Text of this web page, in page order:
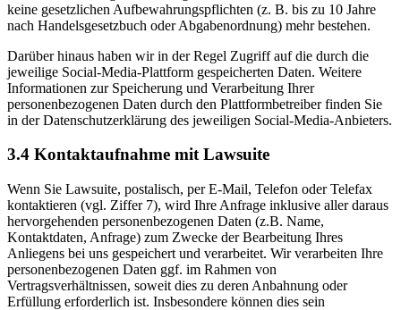
keine gesetzlichen Aufbewahrungspflichten (z. B. bis zu 10 Jahre
nach Handelsgesetzbuch oder Abgabenordnung) mehr bestehen.
Darüber hinaus haben wir in der Regel Zugriff auf die durch die
jeweilige Social-Media-Plattform gespeicherten Daten. Weitere
Informationen zur Speicherung und Verarbeitung Ihrer
personenbezogenen Daten durch den Plattformbetreiber finden Sie
in der Datenschutzerklärung des jeweiligen Social-Media-Anbieters.
3.4 Kontaktaufnahme mit Lawsuite
Wenn Sie Lawsuite, postalisch, per E-Mail, Telefon oder Telefax
kontaktieren (vgl. Ziffer 7), wird Ihre Anfrage inklusive aller daraus
hervorgehenden personenbezogenen Daten (z.B. Name,
Kontaktdaten, Anfrage) zum Zwecke der Bearbeitung Ihres
Anliegens bei uns gespeichert und verarbeitet. Wir verarbeiten Ihre
personenbezogenen Daten ggf. im Rahmen von
Vertragsverhältnissen, soweit dies zu deren Anbahnung oder
Erfüllung erforderlich ist. Insbesondere können dies sein